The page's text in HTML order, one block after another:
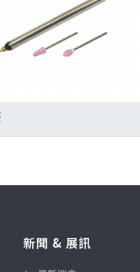
新聞 & 展訊